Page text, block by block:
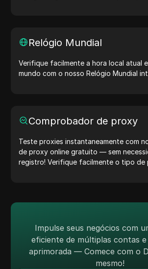
Relógio Mundial
Verifique facilmente a hora local atual
mundo com o nosso Relógio Mundial
Comprobador de proxy
Teste proxies instantaneamente com
de proxy online gratuito — sem
registro! Verifique facilmente o tipo de
Impulse seus negócios com
eficiente de múltiplas contas
aprimorada — Comece com o
mesmo!